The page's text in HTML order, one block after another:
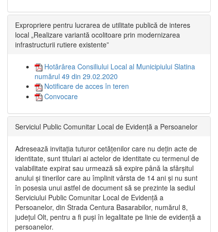
Expropriere pentru lucrarea de utilitate publică de interes
local „Realizare variantă ocolitoare prin modernizarea
infrastructurii rutiere existente”
Hotărârea Consiliului Local al Municipiului Slatina
numărul 49 din 29.02.2020
Notificare de acces în teren
Convocare
Serviciul Public Comunitar Local de Evidență a Persoanelor
Adresează invitația tuturor cetățenilor care nu dețin acte de
identitate, sunt titulari ai actelor de identitate cu termenul de
valabilitate expirat sau urmează să expire până la sfârșitul
anului și tinerilor care au împlinit vârsta de 14 ani și nu sunt
în posesia unui astfel de document să se prezinte la sediul
Serviciului Public Comunitar Local de Evidență a
Persoanelor, din Strada Centura Basarabilor, numărul 8,
județul Olt, pentru a fi puși în legalitate pe linie de evidență a
persoanelor.